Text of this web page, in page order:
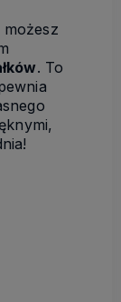
możesz
. To